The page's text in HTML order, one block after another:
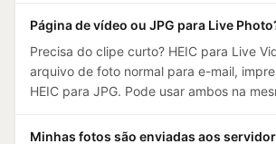
Página de vídeo ou JPG para Live
Precisa do clipe curto? HEIC para Live
arquivo de foto normal para e-mail,
HEIC para JPG. Pode usar ambos na
Minhas fotos são enviadas aos